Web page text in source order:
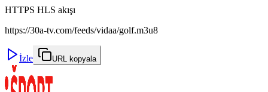
HTTPS HLS akışı
https://30a-tv.com/feeds/vidaa/golf.m3u8
İzle URL kopyala